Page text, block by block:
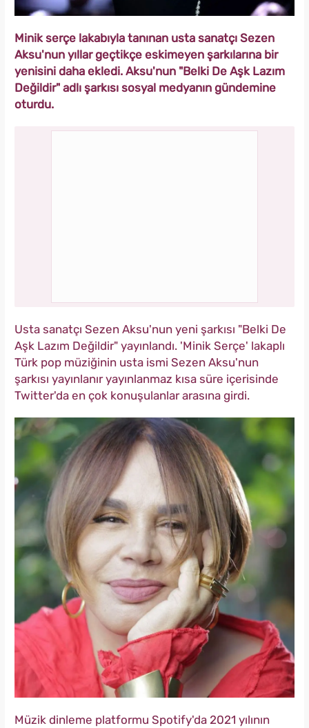
Minik serçe lakabıyla tanınan usta sanatçı Sezen
Aksu'nun yıllar geçtikçe eskimeyen şarkılarına bir
yenisini daha ekledi. Aksu'nun "Belki De Aşk Lazım
Değildir" adlı şarkısı sosyal medyanın gündemine
oturdu.
Usta sanatçı Sezen Aksu'nun yeni şarkısı "Belki De
Aşk Lazım Değildir" yayınlandı. 'Minik Serçe' lakaplı
Türk pop müziğinin usta ismi Sezen Aksu'nun
şarkısı yayınlanır yayınlanmaz kısa süre içerisinde
Twitter'da en çok konuşulanlar arasına girdi.
Müzik dinleme platformu Spotify'da 2021 yılının